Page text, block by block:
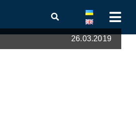
26.03.2019